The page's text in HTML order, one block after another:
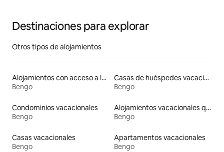
Destinaciones para explorar
Otros tipos de alojamientos
Alojamientos con acceso a la playa
Bengo
Casas de huéspedes vacacionales
Bengo
Condominios vacacionales
Bengo
Alojamientos vacacionales que admiten mascotas
Bengo
Casas vacacionales
Bengo
Apartamentos vacacionales
Bengo